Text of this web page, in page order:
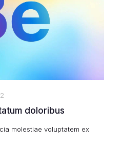
doloribus
molestiae voluptatem ex